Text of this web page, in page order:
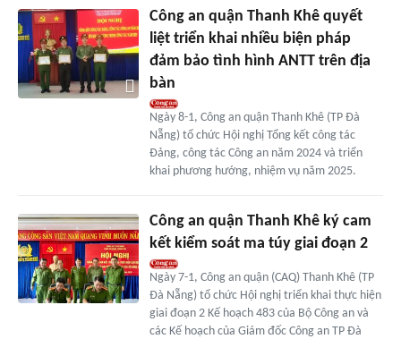
Công an quận Thanh Khê quyết
liệt triển khai nhiều biện pháp
đảm bảo tình hình ANTT trên địa
bàn
Ngày 8-1, Công an quận Thanh Khê (TP Đà
Nẵng) tổ chức Hội nghị Tổng kết công tác
Đảng, công tác Công an năm 2024 và triển
khai phương hướng, nhiệm vụ năm 2025.
Công an quận Thanh Khê ký cam
kết kiểm soát ma túy giai đoạn 2
Ngày 7-1, Công an quận (CAQ) Thanh Khê (TP
Đà Nẵng) tổ chức Hội nghị triển khai thực hiện
giai đoạn 2 Kế hoạch 483 của Bộ Công an và
các Kế hoạch của Giám đốc Công an TP Đà